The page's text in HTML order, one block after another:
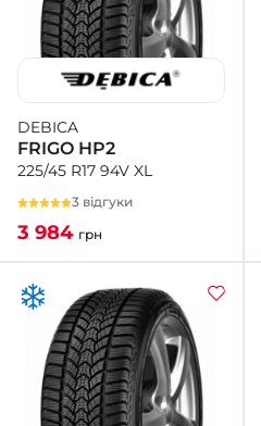
DEBICA
FRIGO HP2
225/45 R17 94V XL
3 відгуки
3 984 грн